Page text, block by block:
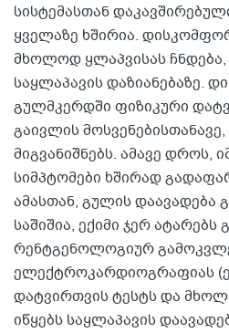
სისტემასთან
ყველაზე ხშირია.
მხოლოდ ყლაპვისას
საყლაპავის დაზიანებაზე.
გულმკერდში ფიზიკური
გაივლის
მიგვანიშნებს. ამავე დროს,
სიმპტომები ხშირად
ამასთან, გულის დაავადება
საშიშია, ექიმი ჯერ
რენტგენოლოგიურ
ელექტროკარდიოგრაფიას
დატვირთვის ტესტს და
იწყებს საყლაპავის